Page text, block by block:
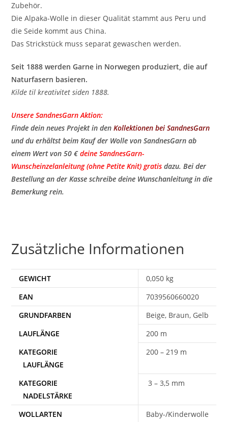
Zubehör.
Die Alpaka-Wolle in dieser Qualität stammt aus Peru und
die Seide kommt aus China.
Das Strickstück muss separat gewaschen werden.
Seit 1888 werden Garne in Norwegen produziert, die auf
Naturfasern basieren.
Kilde til kreativitet siden 1888.
Unsere SandnesGarn Aktion:
Finde dein neues Projekt in denKollektionen bei SandnesGarn
und du erhältst beim Kauf der Wolle von SandnesGarn ab
einem Wert von 50 €deine SandnesGarn-
Wunscheinzelanleitung (ohne Petite Knit) gratis ​ dazu. Bei der
Bestellung an der Kasse schreibe deine Wunschanleitung in die
Bemerkung rein.
Zusätzliche Informationen
GEWICHT
0,050 kg
EAN
7039560660020
Beige, Braun, Gelb
200 m
200 – 219 m
3 – 3,5 mm
WOLLARTEN Baby-/Kinderwolle